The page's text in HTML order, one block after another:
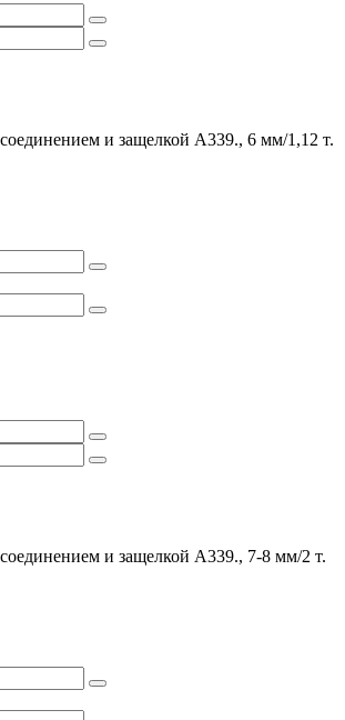
и защелкой А339., 6 мм/1,12 т.
и защелкой А339., 7-8 мм/2 т.